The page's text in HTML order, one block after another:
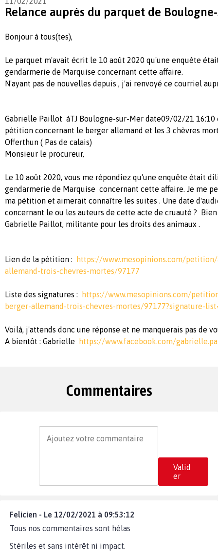
Relance auprès du parquet de
Bonjour à tous(tes),
Le parquet m'avait écrit le 10 août 2020 qu'une enquête
gendarmerie de Marquise concernant cette affaire.
N'ayant pas de nouvelles depuis , j'ai renvoyé ce courriel
Gabrielle Paillot àTJ Boulogne-sur-Mer date09/02/21 16:10
pétition concernant le berger allemand et les 3 chèvres
Offerthun ( Pas de calais)
Monsieur le procureur,
Le 10 août 2020, vous me répondiez qu'une enquête était
gendarmerie de Marquise concernant cette affaire. Je me
ma pétition et aimerait connaître les suites . Une date
concernant le ou les auteurs de cette acte de cruauté ?
Gabrielle Paillot, militante pour les droits des animaux .
Lien de la pétition :
https://www.mesopinions.com/
allemand-trois-chevres-mortes/97177
Liste des signatures :
https://www.mesopinions.com/
berger-allemand-trois-chevres-mortes/97177?signature-
Voilà, j'attends donc une réponse et ne manquerais pas de
A bientôt : Gabrielle
https://www.facebook.com/
Commentaires
Valid
er
Felicien - Le 12/02/2021 à 09:53:12
Tous nos commentaires sont hélas
Stériles et sans intérêt ni impact.